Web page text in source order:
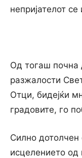
непријателот
Од тогаш почна
разжалости
Отци, бидејќи
градовите, го
Силно дотолчен
исцелението од